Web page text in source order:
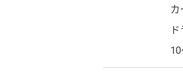
カ